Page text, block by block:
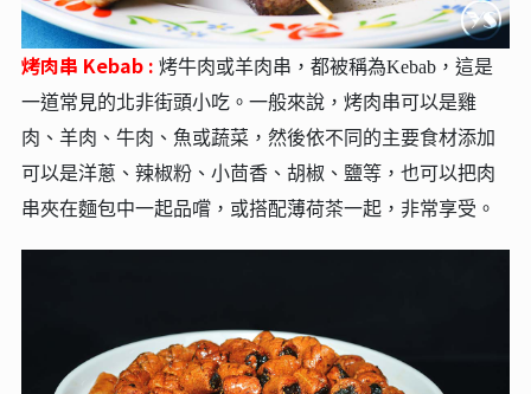
烤肉串 Kebab : 烤牛肉或羊肉串，都被稱為Kebab，這是
一道常見的北非街頭小吃。一般來說，烤肉串可以是雞
肉、羊肉、牛肉、魚或蔬菜，然後依不同的主要食材添加
可以是洋蔥、辣椒粉、小茴香、胡椒、鹽等，也可以把肉
串夾在麵包中一起品嚐，或搭配薄荷茶一起，非常享受。